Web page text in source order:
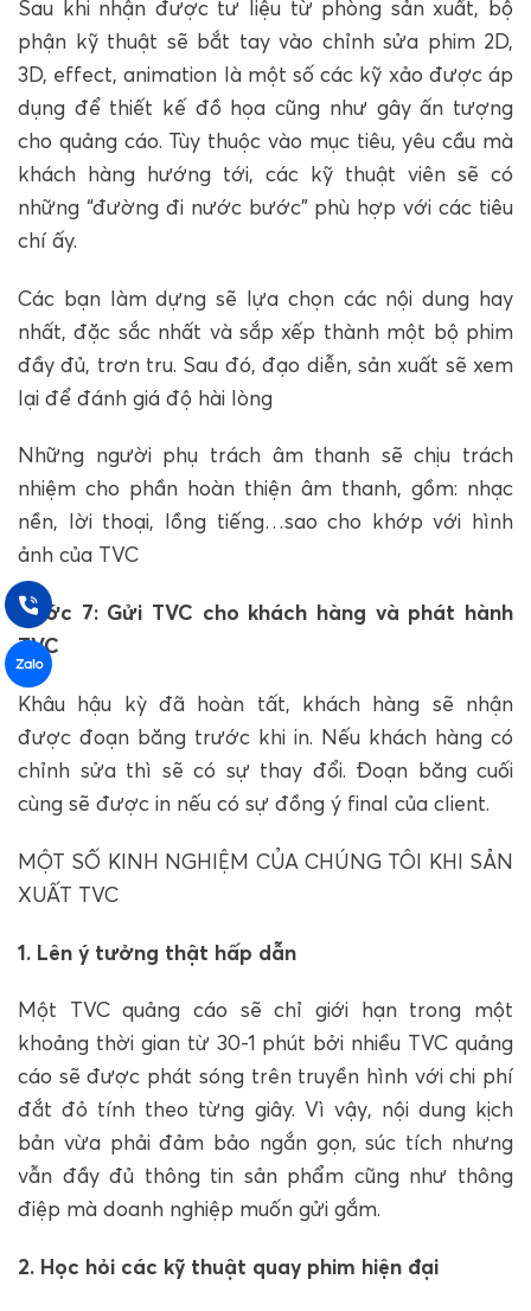
Sau khi nhận được tư liệu từ phòng sản xuất, bộ
phận kỹ thuật sẽ bắt tay vào chỉnh sửa phim 2D,
3D, effect, animation là một số các kỹ xảo được áp
dụng để thiết kế đồ họa cũng như gây ấn tượng
cho quảng cáo. Tùy thuộc vào mục tiêu, yêu cầu mà
khách hàng hướng tới, các kỹ thuật viên sẽ có
những “đường đi nước bước” phù hợp với các tiêu
chí ấy.
Các bạn làm dựng sẽ lựa chọn các nội dung hay
nhất, đặc sắc nhất và sắp xếp thành một bộ phim
đầy đủ, trơn tru. Sau đó, đạo diễn, sản xuất sẽ xem
lại để đánh giá độ hài lòng
Những người phụ trách âm thanh sẽ chịu trách
nhiệm cho phần hoàn thiện âm thanh, gồm: nhạc
nền, lời thoại, lồng tiếng…sao cho khớp với hình
ảnh của TVC
Bước 7: Gửi TVC cho khách hàng và phát hành
TVC
Khâu hậu kỳ đã hoàn tất, khách hàng sẽ nhận
được đoạn băng trước khi in. Nếu khách hàng có
chỉnh sửa thì sẽ có sự thay đổi. Đoạn băng cuối
cùng sẽ được in nếu có sự đồng ý final của client.
MỘT SỐ KINH NGHIỆM CỦA CHÚNG TÔI KHI SẢN
XUẤT TVC
1. Lên ý tưởng thật hấp dẫn
Một TVC quảng cáo sẽ chỉ giới hạn trong một
khoảng thời gian từ 30-1 phút bởi nhiều TVC quảng
cáo sẽ được phát sóng trên truyền hình với chi phí
đắt đỏ tính theo từng giây. Vì vậy, nội dung kịch
bản vừa phải đảm bảo ngắn gọn, súc tích nhưng
vẫn đầy đủ thông tin sản phẩm cũng như thông
điệp mà doanh nghiệp muốn gửi gắm.
2. Học hỏi các kỹ thuật quay phim hiện đại